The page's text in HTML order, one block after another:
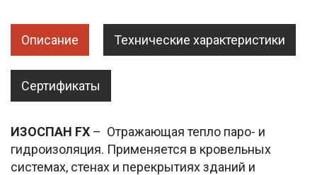
Описание Технические характеристики
Сертификаты
ИЗОСПАН FX – Отражающая тепло паро- и
гидроизоляция. Применяется в кровельных
системах, стенах и перекрытиях зданий и